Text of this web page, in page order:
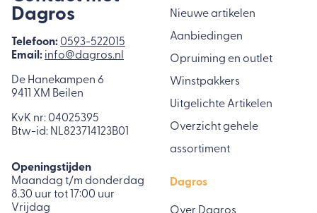
Dagros
Telefoon:0593-522015
Email: info@dagros.nl
De Hanekampen 6
9411 XM Beilen
KvK nr: 04025395
Btw-id: NL823714123B01
Openingstijden
Maandag t/m donderdag
8.30 uur tot 17:00 uur
Vrijdag
Nieuwe artikelen
Aanbiedingen
Opruiming en outlet
Winstpakkers
Uitgelichte Artikelen
Overzicht gehele
assortiment
Dagros
Over Dagros